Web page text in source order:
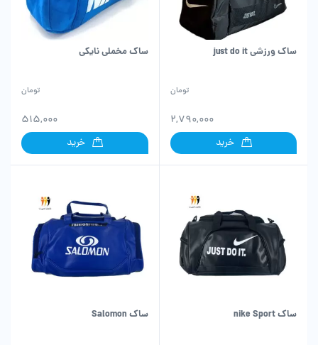
ساک ورزشی just do it
2,790,000
تومان
خرید
ساک مخملی نایکی
515,000
تومان
خرید
ساک nike Sport ساک Salomon